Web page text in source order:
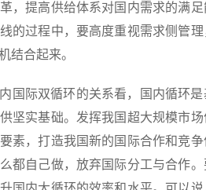
，提高供给体系对国内需求的满
的过程中，要高度重视需求侧管
结合起来。
国际双循环的关系看，国内循环
坚实基础。发挥我国超大规模市
素，打造我国新的国际合作和竞
都自己做，放弃国际分工与合作